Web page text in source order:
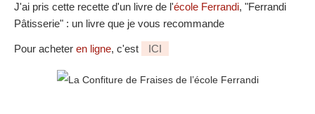
J'ai pris cette recette d'un livre de l'école Ferrandi, "Ferrandi
Pâtisserie" : un livre que je vous recommande
Pour acheter en ligne, c'est ICI